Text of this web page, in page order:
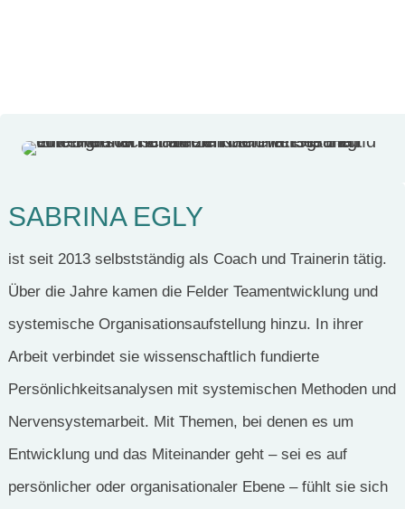
SABRINA EGLY
ist seit 2013 selbstständig als Coach und Trainerin tätig.
Über die Jahre kamen die Felder Teamentwicklung und
systemische Organisationsaufstellung hinzu. In ihrer
Arbeit verbindet sie wissenschaftlich fundierte
Persönlichkeitsanalysen mit systemischen Methoden und
Nervensystemarbeit. Mit Themen, bei denen es um
Entwicklung und das Miteinander geht – sei es auf
persönlicher oder organisationaler Ebene – fühlt sie sich